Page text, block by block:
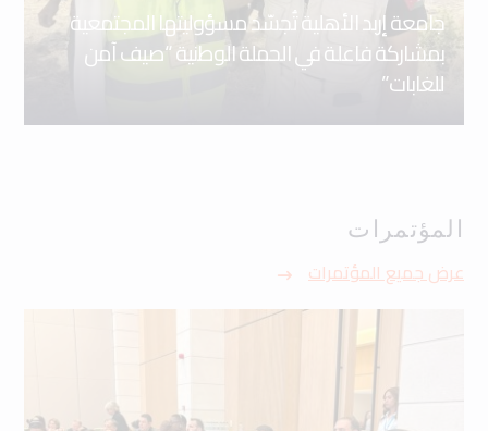
جامعة إربد الأهلية تُجسّد مسؤوليتها المجتمعية
بمشاركة فاعلة في الحملة الوطنية “صيف آمن
للغابات”
المؤتمرات
عرض جميع المؤتمرات